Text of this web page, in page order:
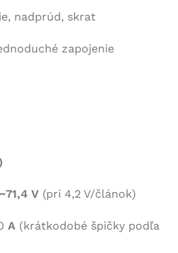
nadprúd, skrat
zapojenie
~71,4 V (pri 4,2 V/článok)
A (krátkodobé špičky podľa